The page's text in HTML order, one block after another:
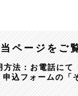
当ページをご
法：お電話にて
申込フォームの「